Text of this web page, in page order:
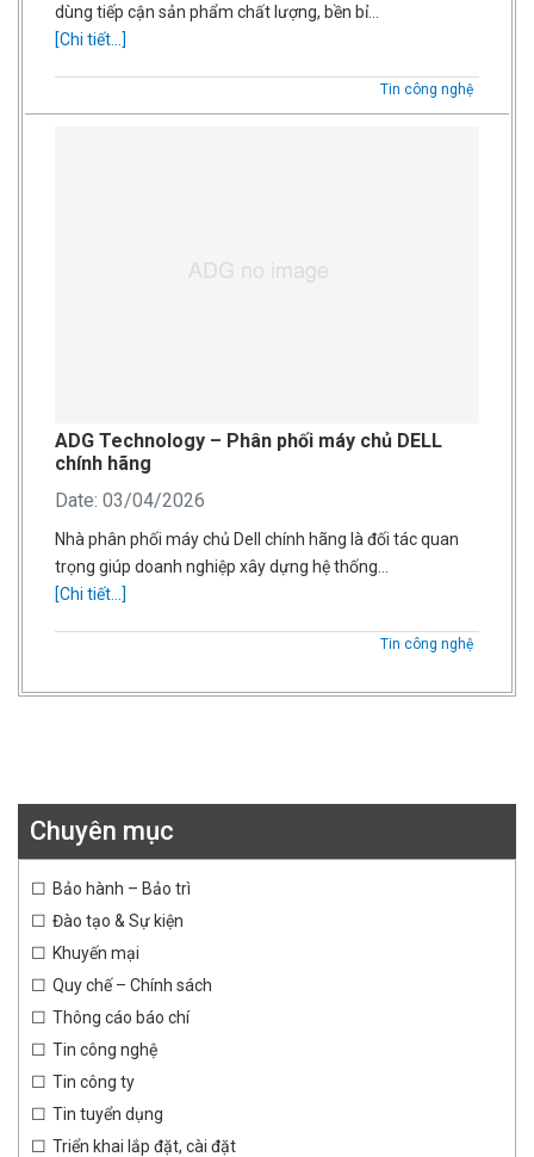
dùng tiếp cận sản phẩm chất lượng, bền bỉ…
[Chi tiết...]
Tin công nghệ
ADG Technology – Phân phối máy chủ DELL
chính hãng
Date: 03/04/2026
Nhà phân phối máy chủ Dell chính hãng là đối tác quan
trọng giúp doanh nghiệp xây dựng hệ thống…
[Chi tiết...]
Tin công nghệ
Chuyên mục
Bảo hành – Bảo trì
Đào tạo & Sự kiện
Khuyến mại
Quy chế – Chính sách
Thông cáo báo chí
Tin công nghệ
Tin công ty
Tin tuyển dụng
Triển khai lắp đặt, cài đặt